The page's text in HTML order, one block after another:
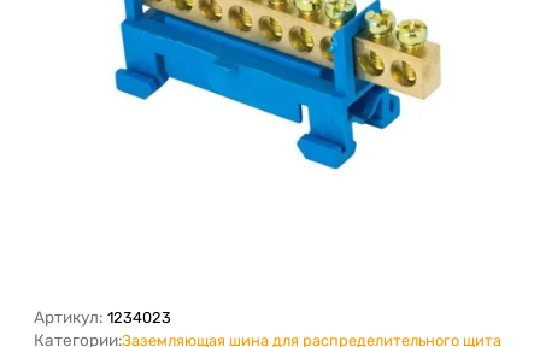
Артикул: 1234023
Категории:Заземляющая шина для распределительного щита